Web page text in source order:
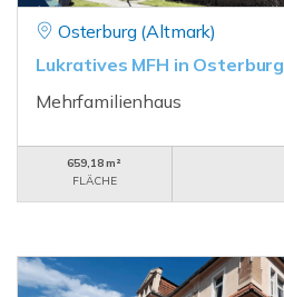
Osterburg (Altmark)
Lukratives MFH in Osterburg
Mehrfamilienhaus
659,18 m²
FLÄCHE